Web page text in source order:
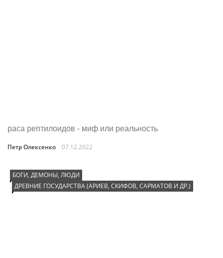
раса рептилоидов - миф или реальность
Петр Олексенко 07.12.2022
БОГИ, ДЕМОНЫ, ЛЮДИ
ДРЕВНИЕ ГОСУДАРСТВА (АРИЕВ, СКИФОВ, САРМАТОВ И ДР.)